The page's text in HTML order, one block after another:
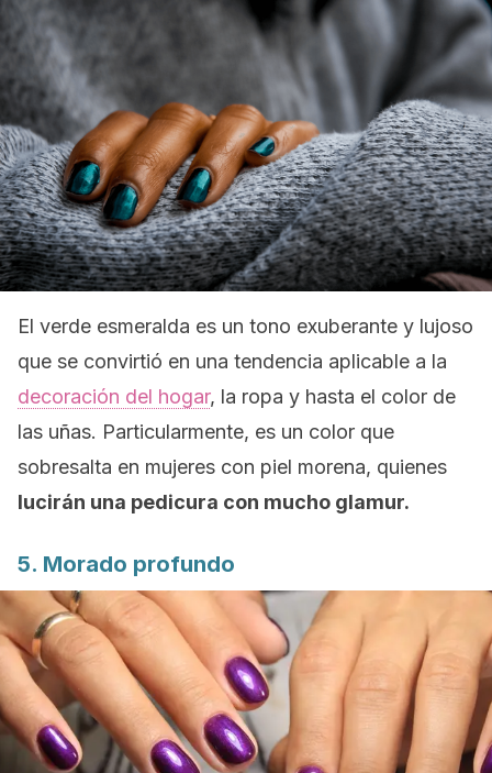
El verde esmeralda es un tono exuberante y lujoso
que se convirtió en una tendencia aplicable a la
decoración del hogar, la ropa y hasta el color de
las uñas. Particularmente, es un color que
sobresalta en mujeres con piel morena, quienes
lucirán una pedicura con mucho glamur.
5. Morado profundo